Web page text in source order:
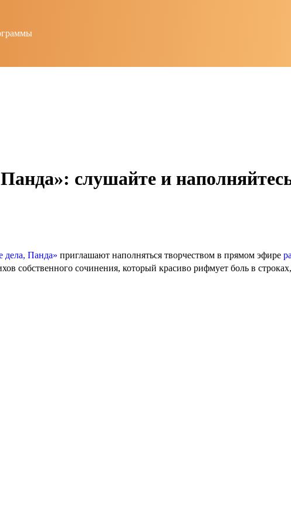
слушайте и
дела, Панда» приглашают наполняться творчеством в прямом эфире
собственного сочинения, который красиво рифмует боль в